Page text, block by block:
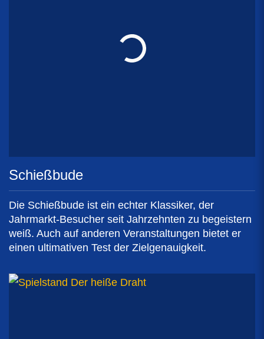
Schießbude
Die Schießbude ist ein echter Klassiker, der
Jahrmarkt-Besucher seit Jahrzehnten zu begeistern
weiß. Auch auf anderen Veranstaltungen bietet er
einen ultimativen Test der Zielgenauigkeit.